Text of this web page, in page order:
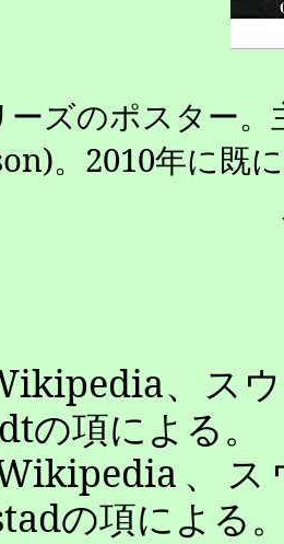
ーズのポスター
)。 2010年に既
、ス
の項による。
、
の項による